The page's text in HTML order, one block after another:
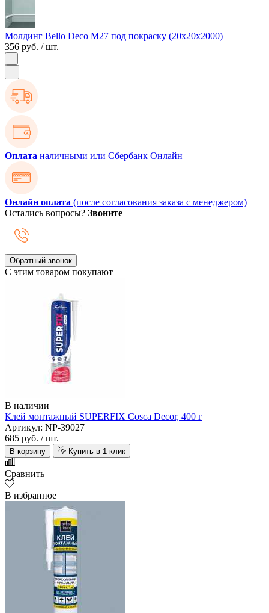
Молдинг Bello Deco M27 под покраску (20х20х2000)
356 руб. / шт.
Оплата наличными или Сбербанк Онлайн
Онлайн оплата (после согласования заказа с менеджером)
Остались вопросы? Звоните
Обратный звонок
С этим товаром покупают
В наличии
Клей монтажный SUPERFIX Cosca Decor, 400 г
Артикул: NP-39027
685 руб. / шт.
В корзину Купить в 1 клик
Сравнить
В избранное